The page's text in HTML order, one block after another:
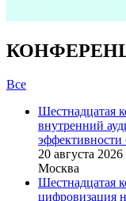
Все
Шестнадцатая
внутренний
эффективности
20 августа 2026
Москва
Шестнадцатая
цифровизация